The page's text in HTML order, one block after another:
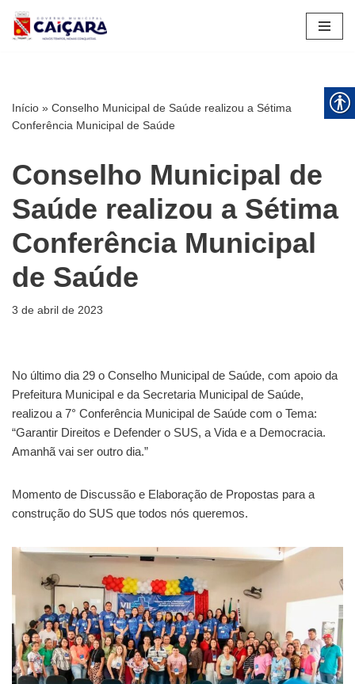
Pular
Início » Conselho Municipal de Saúde realizou a Sétima
Conferência Municipal de Saúde
Conselho Municipal de
Saúde realizou a Sétima
Conferência Municipal
de Saúde
3 de abril de 2023
No último dia 29 o Conselho Municipal de Saúde, com apoio da
Prefeitura Municipal e da Secretaria Municipal de Saúde,
realizou a 7° Conferência Municipal de Saúde com o Tema:
“Garantir Direitos e Defender o SUS, a Vida e a Democracia.
Amanhã vai ser outro dia.”
Momento de Discussão e Elaboração de Propostas para a
construção do SUS que todos nós queremos.